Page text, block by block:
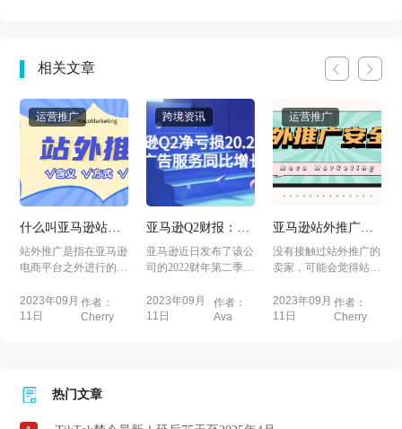
相关文章
运营推广
什么叫亚马逊站外
推广？ 站外推广有
哪些方式？
站外推广是指在亚马逊
电商平台之外进行的一
旨...
2023年09月
11日
作者：
Cherry
跨境资讯
亚马逊Q2财报：广
告业务同比增长
18%，净亏损20.28
亿美元
亚马逊近日发布了该公
司的2022财年第二季度
的...
2023年09月
11日
作者：
Ava
运营推广
亚马逊站外推广安
全吗？
没有接触过站外推广的
卖家，可能会觉得站外
账...
2023年09月
11日
作者：
Cherry
热门文章